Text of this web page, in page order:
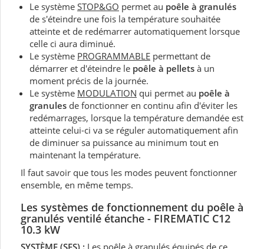
Le système STOP&GO permet au poêle à granulés
de s'éteindre une fois la température souhaitée
atteinte et de redémarrer automatiquement lorsque
celle ci aura diminué.
Le système PROGRAMMABLE permettant de
démarrer et d'éteindre le poêle à pellets à un
moment précis de la journée.
Le système MODULATION qui permet au poêle à
granules de fonctionner en continu afin d'éviter les
redémarrages, lorsque la température demandée est
atteinte celui-ci va se réguler automatiquement afin
de diminuer sa puissance au minimum tout en
maintenant la température.
Il faut savoir que tous les modes peuvent fonctionner
ensemble, en même temps.
Les systèmes de fonctionnement du poêle à
granulés ventilé étanche - FIREMATIC C12
10.3 kW